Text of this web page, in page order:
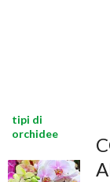
tipi di
orchidee